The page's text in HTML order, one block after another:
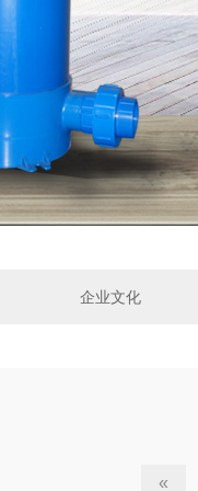
企业文化
«